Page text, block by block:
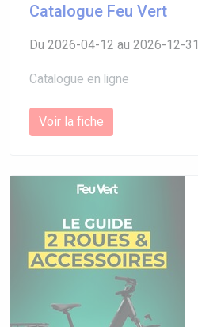
Catalogue Feu Vert
Du 2026-04-12 au 2026-12-31
Catalogue en ligne
Voir la fiche